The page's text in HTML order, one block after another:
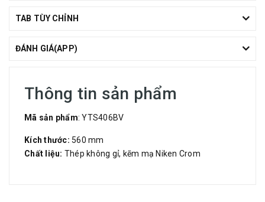
TAB TÙY CHỈNH
ĐÁNH GIÁ(APP)
Thông tin sản phẩm
Mã sản phẩm: YTS406BV
Kích thước: 560 mm
Chất liệu: Thép không gỉ, kẽm mạ Niken Crom